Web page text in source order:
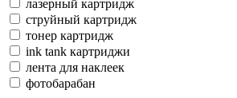
лазерный картридж
струйный картридж
тонер картридж
ink tank картриджи
лента для наклеек
фотобарабан